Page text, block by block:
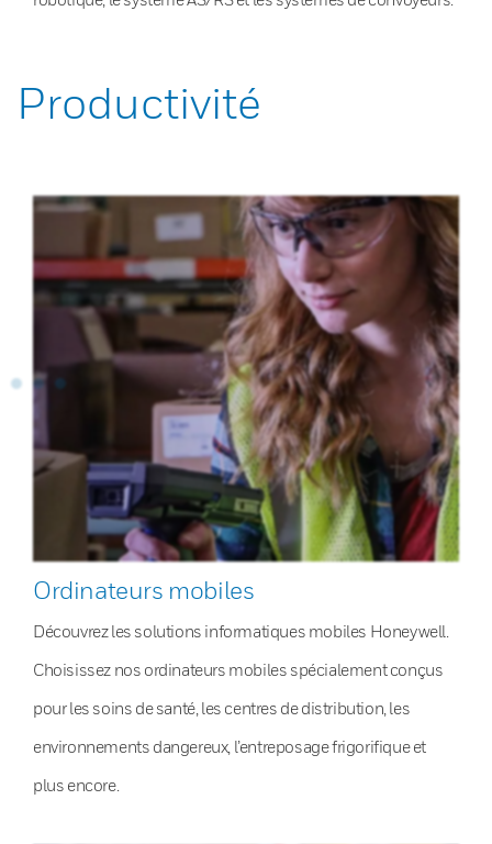
Productivité
Ordinateurs mobiles
Découvrez les solutions informatiques mobiles Honeywell.
Choisissez nos ordinateurs mobiles spécialement conçus
pour les soins de santé, les centres de distribution, les
environnements dangereux, l’entreposage frigorifique et
plus encore.